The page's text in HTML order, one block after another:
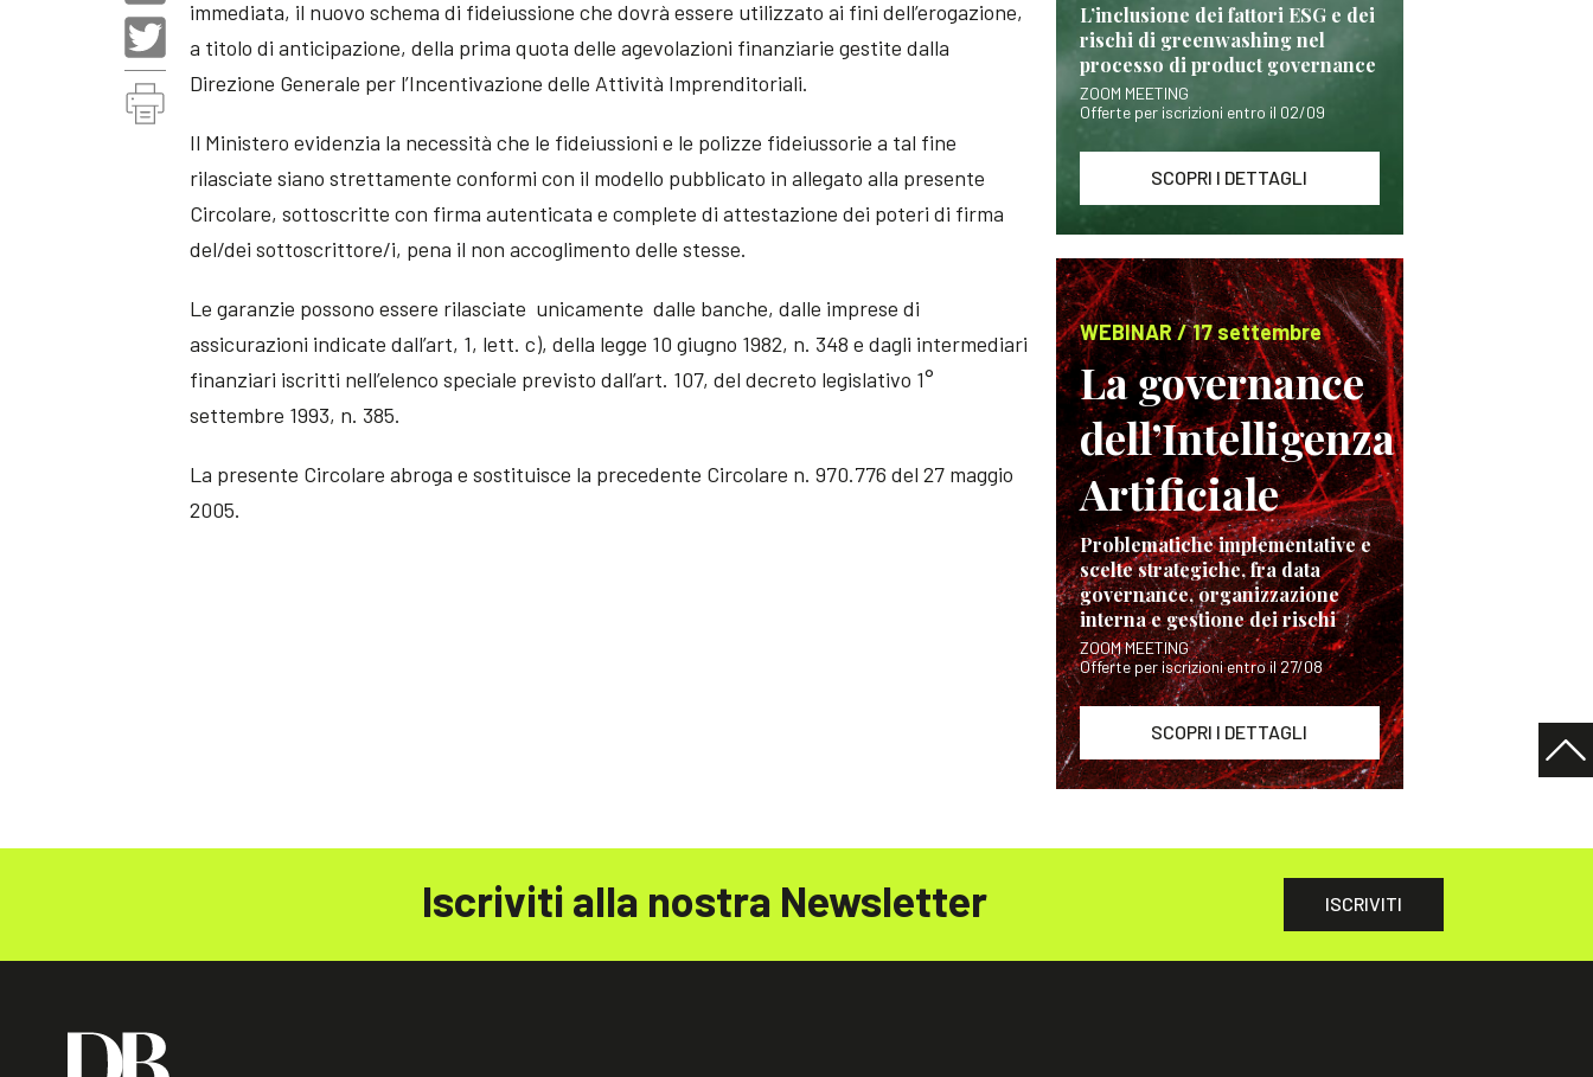
immediata, il nuovo schema di fideiussione che dovrà essere utilizzato ai fini dell’erogazione,
a titolo di anticipazione, della prima quota delle agevolazioni finanziarie gestite dalla
Direzione Generale per l’Incentivazione delle Attività Imprenditoriali.
Il Ministero evidenzia la necessità che le fideiussioni e le polizze fideiussorie a tal fine
rilasciate siano strettamente conformi con il modello pubblicato in allegato alla presente
Circolare, sottoscritte con firma autenticata e complete di attestazione dei poteri di firma
del/dei sottoscrittore/i, pena il non accoglimento delle stesse.
Le garanzie possono essere rilasciate unicamente dalle banche, dalle imprese di
assicurazioni indicate dall’art, 1, lett. c), della legge 10 giugno 1982, n. 348 e dagli intermediari
finanziari iscritti nell’elenco speciale previsto dall’art. 107, del decreto legislativo 1°
settembre 1993, n. 385.
La presente Circolare abroga e sostituisce la precedente Circolare n. 970.776 del 27 maggio
2005.
L’inclusione dei fattori ESG e dei
rischi di greenwashing nel
processo di product governance
ZOOM MEETING
Offerte per iscrizioni entro il 02/09
SCOPRI I DETTAGLI
WEBINAR / 17 settembre
La governance
dell’Intelligenza
Artificiale
Problematiche implementative e
scelte strategiche, fra data
governance, organizzazione
interna e gestione dei rischi
ZOOM MEETING
Offerte per iscrizioni entro il 27/08
SCOPRI I DETTAGLI
Iscriviti alla nostra Newsletter ISCRIVITI